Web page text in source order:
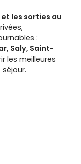
les sorties au
:
Saly, Saint-
les meilleures